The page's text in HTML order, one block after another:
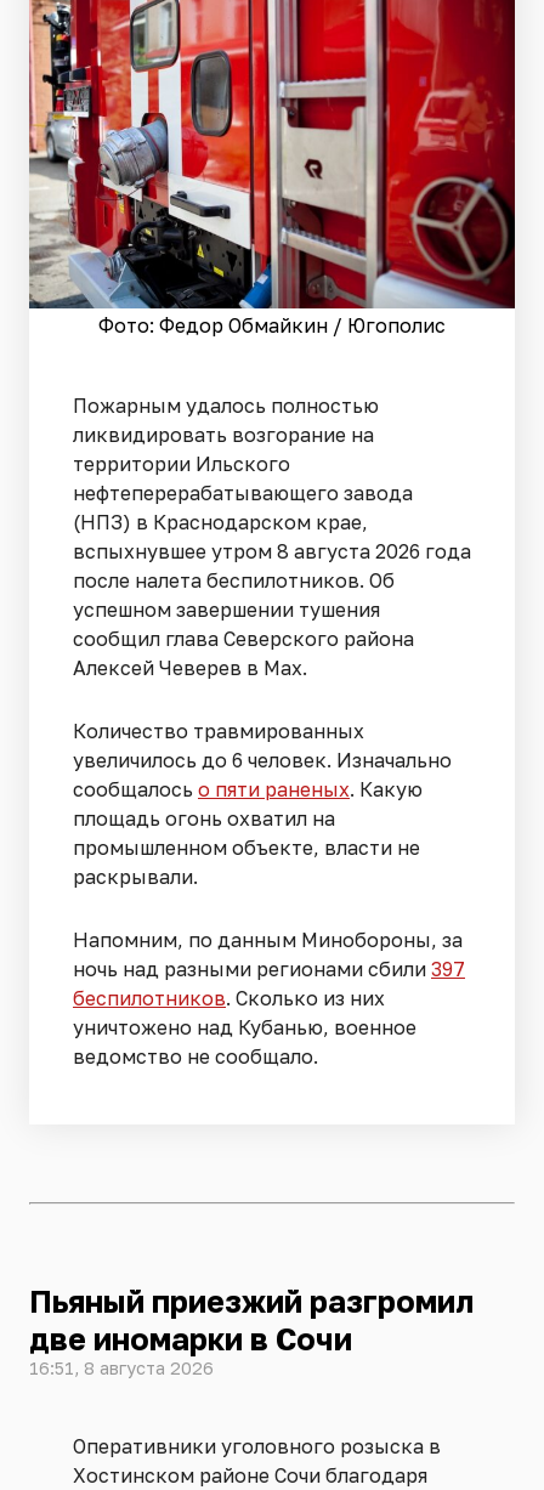
Фото: Федор Обмайкин / Югополис
Пожарным удалось полностью
ликвидировать возгорание на
территории Ильского
нефтеперерабатывающего завода
(НПЗ) в Краснодарском крае,
вспыхнувшее утром 8 августа 2026 года
после налета беспилотников. Об
успешном завершении тушения
сообщил глава Северского района
Алексей Чеверев в Max.
Количество травмированных
увеличилось до 6 человек. Изначально
сообщалось о пяти раненых. Какую
площадь огонь охватил на
промышленном объекте, власти не
раскрывали.
Напомним, по данным Минобороны, за
ночь над разными регионами сбили 397
беспилотников. Сколько из них
уничтожено над Кубанью, военное
ведомство не сообщало.
Пьяный приезжий разгромил
две иномарки в Сочи
16:51, 8 августа 2026
Оперативники уголовного розыска в
Хостинском районе Сочи благодаря